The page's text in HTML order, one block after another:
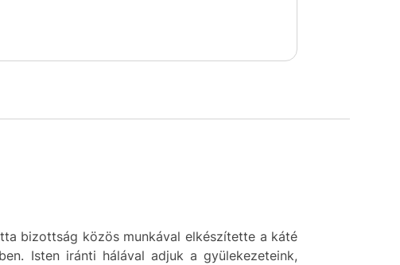
bizottság közös munkával elkészítette a káté
Isten iránti hálával adjuk a gyülekezeteink,